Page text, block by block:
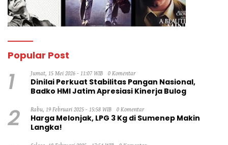
Popular Post
1 Jumat, 15 Mei 2026 - 11:07 WIB 0 Komentar
Dinilai Perkuat Stabilitas Pangan Nasional,
Badko HMI Jatim Apresiasi Kinerja Bulog
2 Rabu, 19 Februari 2025 - 15:58 WIB 0 Komentar
Harga Melonjak, LPG 3 Kg di Sumenep Makin
Langka!